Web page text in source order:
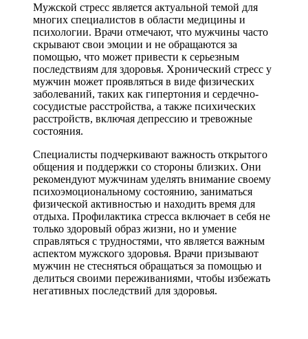
Мужской стресс является актуальной темой для
многих специалистов в области медицины и
психологии. Врачи отмечают, что мужчины часто
скрывают свои эмоции и не обращаются за
помощью, что может привести к серьезным
последствиям для здоровья. Хронический стресс у
мужчин может проявляться в виде физических
заболеваний, таких как гипертония и сердечно-
сосудистые расстройства, а также психических
расстройств, включая депрессию и тревожные
состояния.
Специалисты подчеркивают важность открытого
общения и поддержки со стороны близких. Они
рекомендуют мужчинам уделять внимание своему
психоэмоциональному состоянию, заниматься
физической активностью и находить время для
отдыха. Профилактика стресса включает в себя не
только здоровый образ жизни, но и умение
справляться с трудностями, что является важным
аспектом мужского здоровья. Врачи призывают
мужчин не стесняться обращаться за помощью и
делиться своими переживаниями, чтобы избежать
негативных последствий для здоровья.